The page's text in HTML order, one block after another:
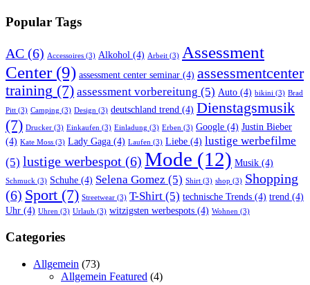
Popular Tags
AC (6) Accessoires (3) Alkohol (4) Arbeit (3) Assessment
Center(9) assessment center seminar (4) assessmentcenter
training (7) assessment vorbereitung (5) Auto (4) bikini (3) Brad
Pitt (3) Camping (3) Design (3) deutschland trend (4) Dienstagsmusik
(7) Drucker (3) Einkaufen (3) Einladung (3) Erben (3) Google (4) Justin Bieber
(4) Kate Moss (3) Lady Gaga (4) Laufen (3) Liebe (4) lustige werbefilme
(5) lustige werbespot (6) Mode (12) Musik (4)
Schmuck (3) Schuhe (4) Selena Gomez (5) Shirt (3) shop (3) Shopping
(6) Sport (7) Streetwear (3) T-Shirt (5) technische Trends (4) trend (4)
Uhr (4) Uhren (3) Urlaub (3) witzigsten werbespots (4) Wohnen (3)
Categories
Allgemein (73)
Allgemein Featured (4)